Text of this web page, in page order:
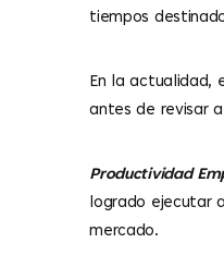
tiempos
En la actualidad,
antes de revisar
Productividad
logrado ejecutar
mercado.